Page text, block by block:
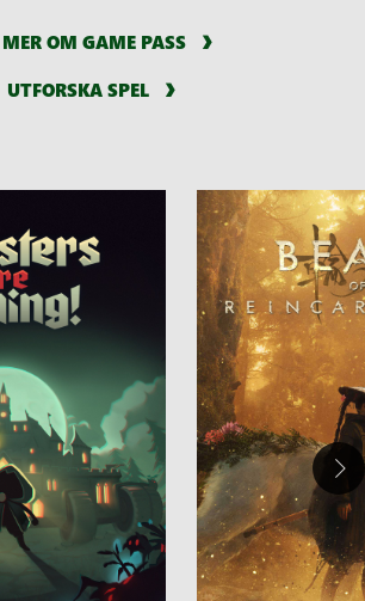
OM GAME PASS
UTFORSKA SPEL